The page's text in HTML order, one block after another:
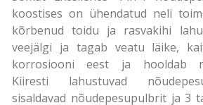
koostises on ühendatud neli
kõrbenud toidu ja rasvakihi
veejälgi ja tagab veatu läike,
korrosiooni eest ja hooldab
Kiiresti lahustuvad
sisaldavad nõudepesupulbrit ja 3